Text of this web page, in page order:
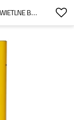
QSA06-80-400-2BE-1-830｜KRATY ŚWIETLNE BEZPIECZEŃSTWA｜DADISICK